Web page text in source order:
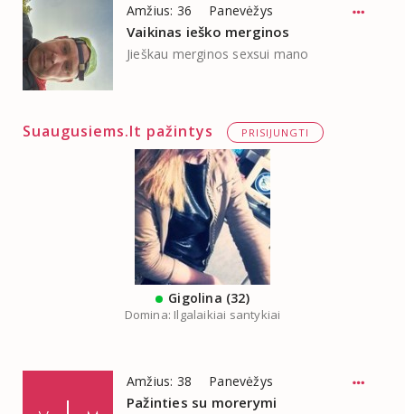
Amžius: 36 Panevėžys
Vaikinas ieško merginos
Jieškau merginos sexsui mano
Suaugusiems.lt pažintys PRISIJUNGTI
Gigolina (32)
Domina: Ilgalaikiai santykiai
Amžius: 38 Panevėžys
Pažinties su morerymi